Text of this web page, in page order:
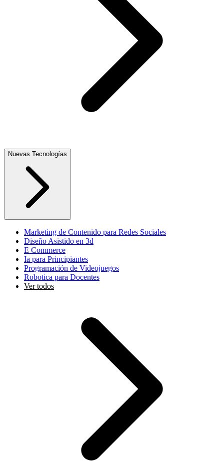
Nuevas Tecnologías
Marketing de Contenido para Redes Sociales
Diseño Asistido en 3d
E Commerce
Ia para Principiantes
Programación de Videojuegos
Robotica para Docentes
Ver todos